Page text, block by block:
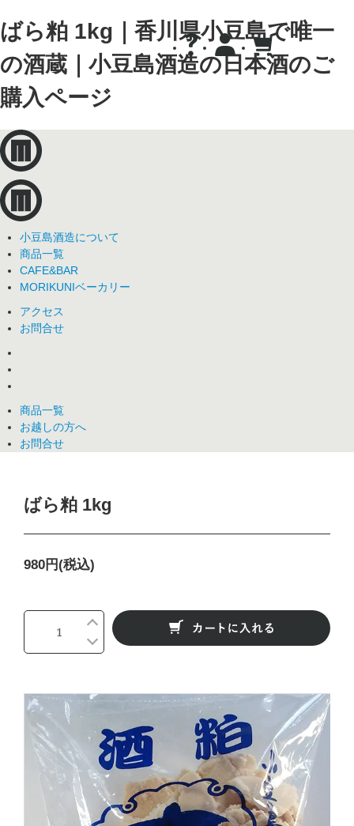
ばら粕 1kg｜香川県小豆島で唯一
の酒蔵｜小豆島酒造の日本酒のご
購入ページ
小豆島酒造について
商品一覧
CAFE&BAR
MORIKUNIベーカリー
アクセス
お問合せ
商品一覧
お越しの方へ
お問合せ
ばら粕 1kg
980円(税込)